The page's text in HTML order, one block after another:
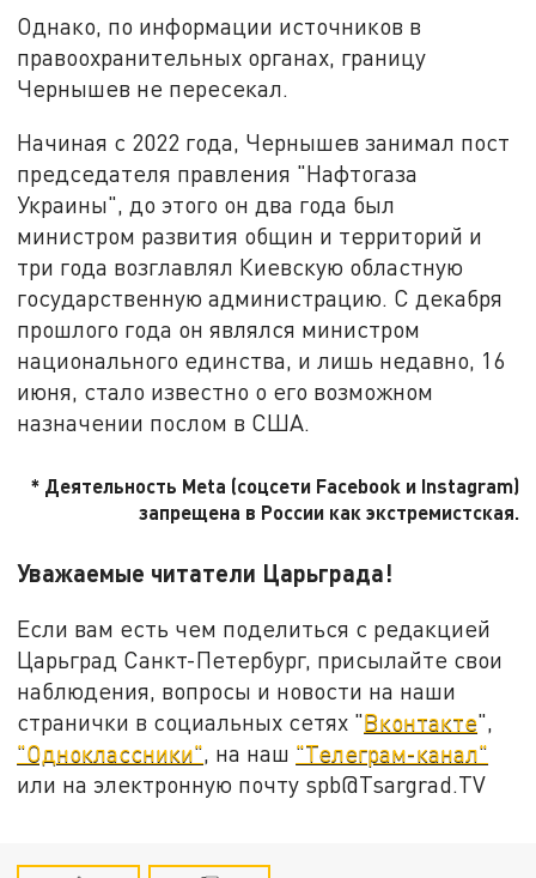
Однако, по информации источников в
правоохранительных органах, границу
Чернышев не пересекал.
Начиная с 2022 года, Чернышев занимал пост
председателя правления "Нафтогаза
Украины", до этого он два года был
министром развития общин и территорий и
три года возглавлял Киевскую областную
государственную администрацию. С декабря
прошлого года он являлся министром
национального единства, и лишь недавно, 16
июня, стало известно о его возможном
назначении послом в США.
* Деятельность Meta (соцсети Facebook и Instagram)
запрещена в России как экстремистская.
Уважаемые читатели Царьграда!
Если вам есть чем поделиться с редакцией
Царьград Санкт-Петербург, присылайте свои
наблюдения, вопросы и новости на наши
странички в социальных сетях "Вконтакте",
"Одноклассники", на наш "Телеграм-канал"
или на электронную почту spb@Tsargrad.TV